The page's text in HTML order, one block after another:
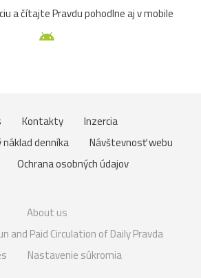
a čítajte Pravdu pohodlne aj v mobile
Kontakty
Inzercia
denníka
Návštevnosť webu
Ochrana osobných údajov
About us
and Paid Circulation of Daily Pravda
Nastavenie súkromia